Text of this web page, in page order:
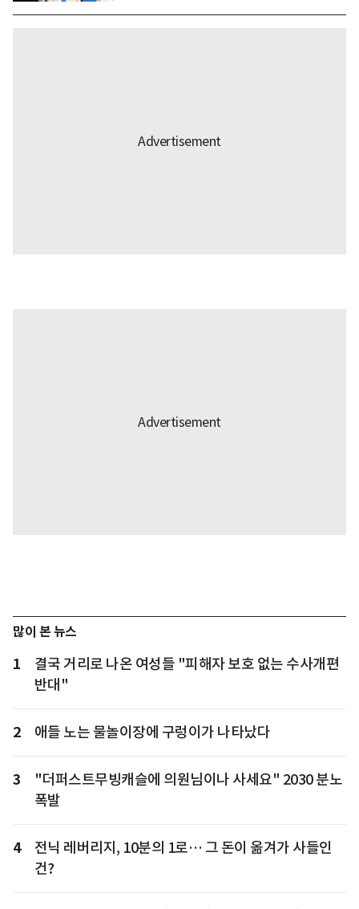
많이 본 뉴스
1
결국 거리로 나온 여성들 "피해자 보호 없는 수사개편
반대"
2 애들 노는 물놀이장에 구렁이가 나타났다
3
"더퍼스트무빙캐슬에 의원님이나 사세요" 2030 분노
폭발
4
전닉 레버리지, 10분의 1로… 그 돈이 옮겨가 사들인
건?